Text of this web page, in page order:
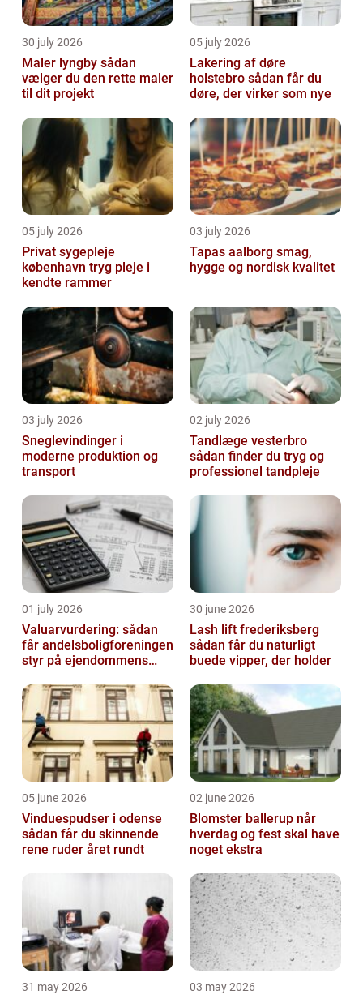
30 july 2026
Maler lyngby sådan
vælger du den rette maler
til dit projekt
05 july 2026
Lakering af døre
holstebro sådan får du
døre, der virker som nye
05 july 2026
Privat sygepleje
københavn tryg pleje i
kendte rammer
03 july 2026
Tapas aalborg smag,
hygge og nordisk kvalitet
03 july 2026
Sneglevindinger i
moderne produktion og
transport
02 july 2026
Tandlæge vesterbro
sådan finder du tryg og
professionel tandpleje
01 july 2026
Valuarvurdering: sådan
får andelsboligforeningen
styr på ejendommens
30 june 2026
Lash lift frederiksberg
sådan får du naturligt
buede vipper, der holder
05 june 2026
Vinduespudser i odense
sådan får du skinnende
rene ruder året rundt
02 june 2026
Blomster ballerup når
hverdag og fest skal have
noget ekstra
31 may 2026 03 may 2026